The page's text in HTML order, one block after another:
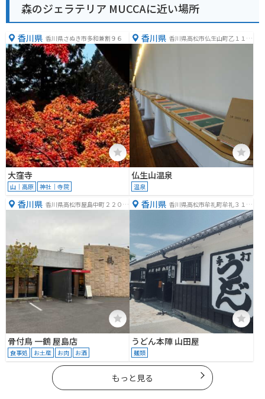
森のジェラテリア MUCCAに近い場所
香川県 香川県さぬき市多和兼割９６
大窪寺
山｜高原 神社｜寺院
香川県 香川県高松市仏生山町乙１１４
仏生山温泉
温泉
香川県 香川県高松市屋島中町２２０
骨付鳥 一鶴 屋島店
食事処 お土産 お肉 お酒
香川県 香川県高松市牟礼町牟礼３１８
うどん本陣 山田屋
麺類
もっと見る